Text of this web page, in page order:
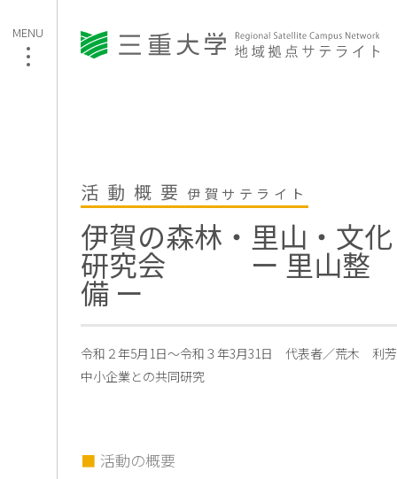
活動概要 伊賀サテライト
伊賀の森林・里山・文化
研究会 ー 里山整
備 ー
令和２年5月1日〜令和３年3月31日 代表者／荒木 利芳
中小企業との共同研究
活動の概要